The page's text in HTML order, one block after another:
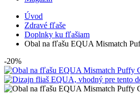
Úvod
Zdravé fľaše
Doplnky ku fľašiam
Obal na fľašu EQUA Mismatch
-20%